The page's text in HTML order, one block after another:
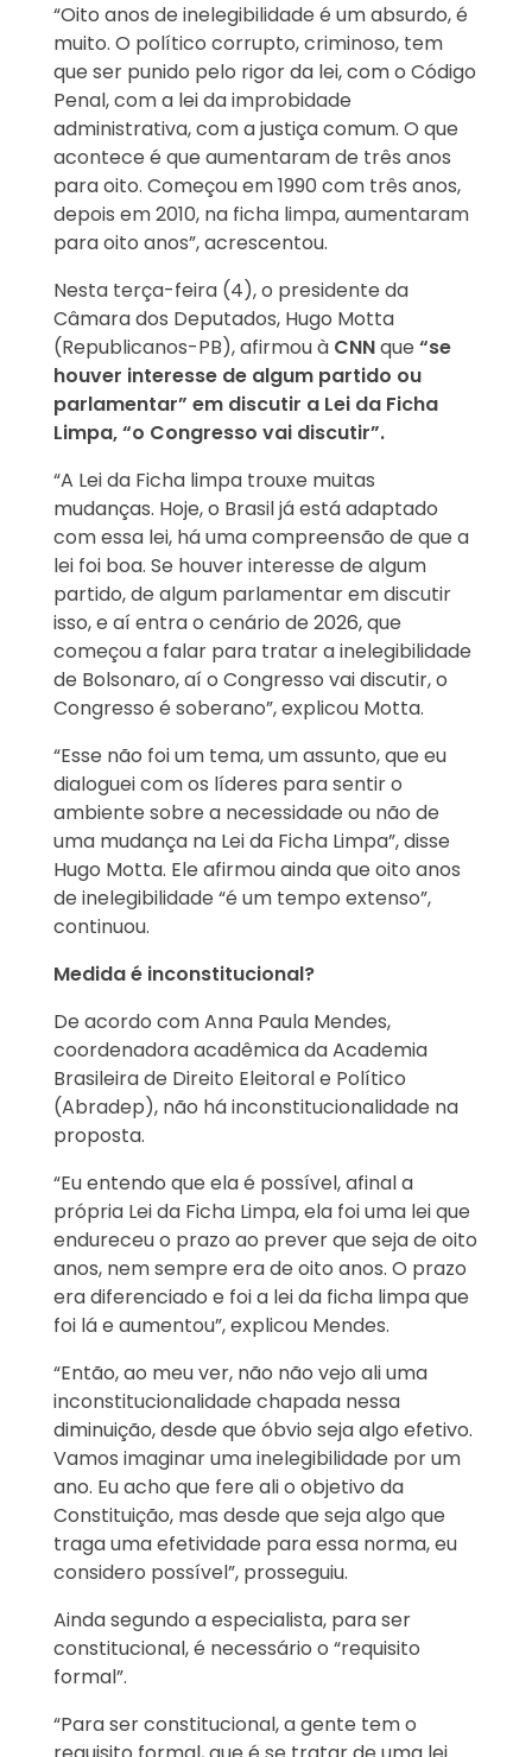
“Oito anos de inelegibilidade é um absurdo, é
muito. O político corrupto, criminoso, tem
que ser punido pelo rigor da lei, com o Código
Penal, com a lei da improbidade
administrativa, com a justiça comum. O que
acontece é que aumentaram de três anos
para oito. Começou em 1990 com três anos,
depois em 2010, na ficha limpa, aumentaram
para oito anos”, acrescentou.
Nesta terça-feira (4), o presidente da
Câmara dos Deputados, Hugo Motta
(Republicanos-PB), afirmou à CNNque “se
houver interesse de algum partido ou
parlamentar” em discutir a Lei da Ficha
Limpa, “o Congresso vai discutir”.
“A Lei da Ficha limpa trouxe muitas
mudanças. Hoje, o Brasil já está adaptado
com essa lei, há uma compreensão de que a
lei foi boa. Se houver interesse de algum
partido, de algum parlamentar em discutir
isso, e aí entra o cenário de 2026, que
começou a falar para tratar a inelegibilidade
de Bolsonaro, aí o Congresso vai discutir, o
Congresso é soberano”, explicou Motta.
“Esse não foi um tema, um assunto, que eu
dialoguei com os líderes para sentir o
ambiente sobre a necessidade ou não de
uma mudança na Lei da Ficha Limpa”, disse
Hugo Motta. Ele afirmou ainda que oito anos
de inelegibilidade “é um tempo extenso”,
continuou.
Medida é inconstitucional?
De acordo com Anna Paula Mendes,
coordenadora acadêmica da Academia
Brasileira de Direito Eleitoral e Político
(Abradep), não há inconstitucionalidade na
proposta.
“Eu entendo que ela é possível, afinal a
própria Lei da Ficha Limpa, ela foi uma lei que
endureceu o prazo ao prever que seja de oito
anos, nem sempre era de oito anos. O prazo
era diferenciado e foi a lei da ficha limpa que
foi lá e aumentou”, explicou Mendes.
“Então, ao meu ver, não não vejo ali uma
inconstitucionalidade chapada nessa
diminuição, desde que óbvio seja algo efetivo.
Vamos imaginar uma inelegibilidade por um
ano. Eu acho que fere ali o objetivo da
Constituição, mas desde que seja algo que
traga uma efetividade para essa norma, eu
considero possível”, prosseguiu.
Ainda segundo a especialista, para ser
constitucional, é necessário o “requisito
formal”.
“Para ser constitucional, a gente tem o